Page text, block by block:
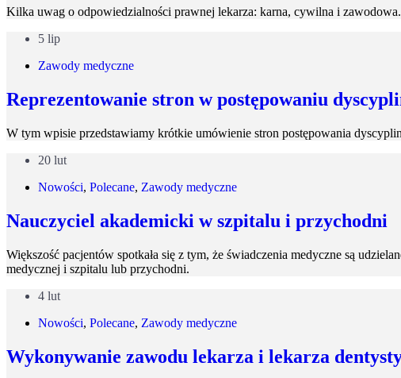
Kilka uwag o odpowiedzialności prawnej lekarza: karna, cywilna i zawodowa.
5 lip
Zawody medyczne
Reprezentowanie stron w postępowaniu
W tym wpisie przedstawiamy krótkie umówienie stron postępowania
20 lut
Nowości, Polecane, Zawody medyczne
Nauczyciel akademicki w szpitalu i przychodni
Większość pacjentów spotkała się z tym, że świadczenia medyczne są
medycznej i szpitalu lub przychodni.
4 lut
Nowości, Polecane, Zawody medyczne
Wykonywanie zawodu lekarza i lekarza